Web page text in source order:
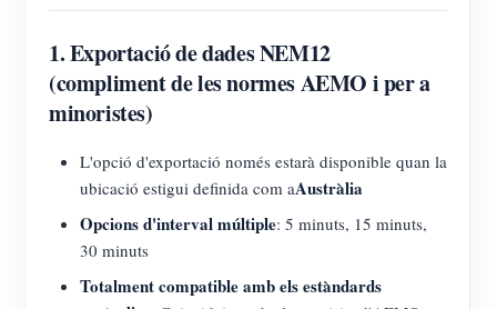
1. Exportació de dades NEM12
(compliment de les normes AEMO i per a
minoristes)
L'opció d'exportació només estarà disponible quan la
ubicació estigui definida com aAustràlia
Opcions d'interval múltiple: 5 minuts, 15 minuts,
30 minuts
Totalment compatible amb els estàndards